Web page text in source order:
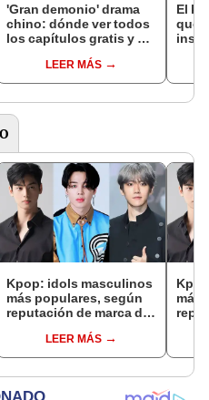
'Gran demonio' drama
chino: dónde ver todos
los capítulos gratis y en
LEER MÁS
El k-
que
Kpop: idols masculinos
más populares, según
reputación de marca de
LEER MÁS
más